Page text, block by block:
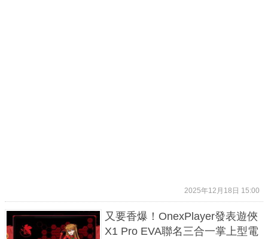
2025年12月18日 15:00
又要香爆！OnexPlayer發表遊俠
X1 Pro EVA聯名三合一掌上型電